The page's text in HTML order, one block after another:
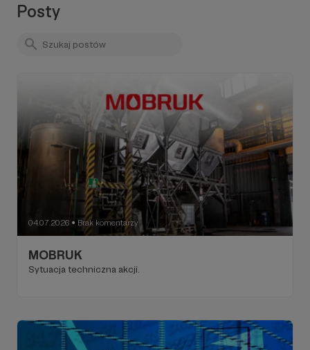
Posty
04.07.2026 ● Brak komentarzy
MOBRUK
Sytuacja techniczna akcji.